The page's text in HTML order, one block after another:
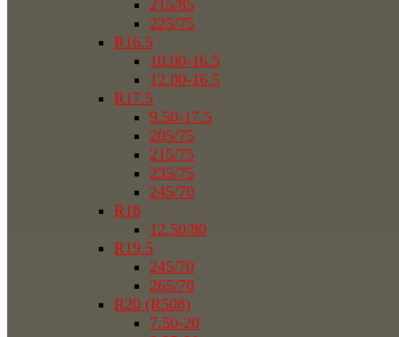
215/85
225/75
R16.5
10.00-16.5
12.00-16.5
R17.5
9.50-17.5
205/75
215/75
235/75
245/70
R18
12.50/80
R19.5
245/70
265/70
R20 (R508)
7.50-20